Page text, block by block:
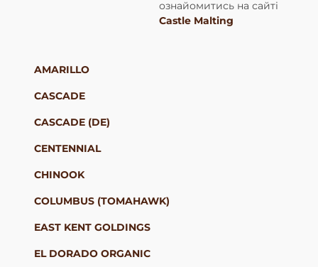
ознайомитись на сайті
Castle Malting
AMARILLO
CASCADE
CASCADE (DE)
CENTENNIAL
CHINOOK
COLUMBUS (TOMAHAWK)
EAST KENT GOLDINGS
EL DORADO ORGANIC